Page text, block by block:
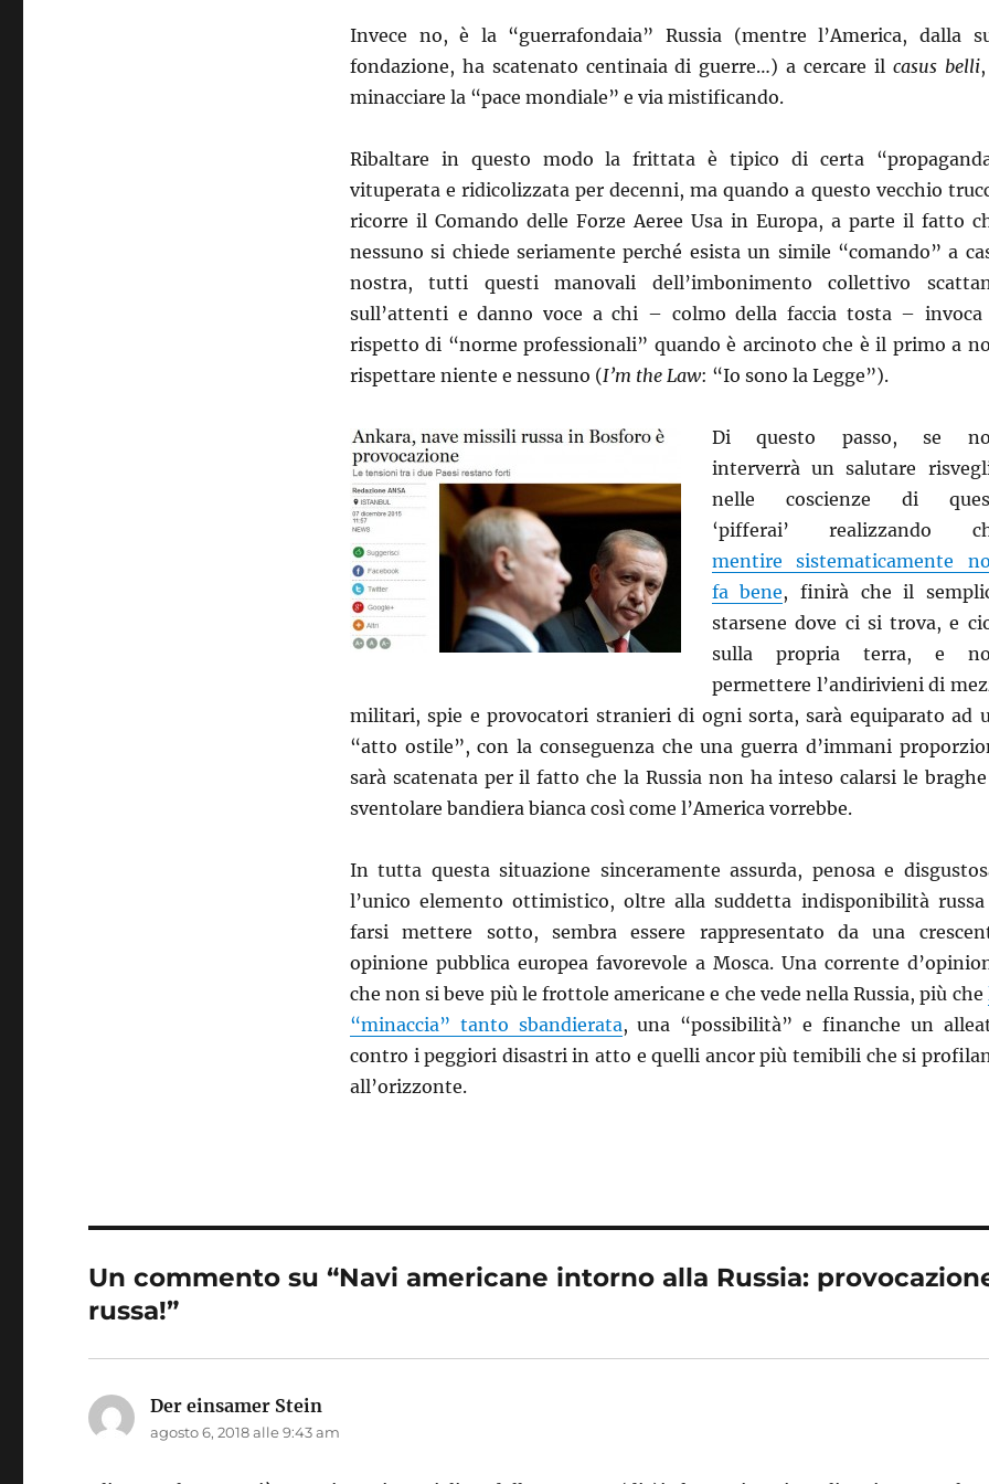
Invece no, è la “guerrafondaia” Russia (mentre l’America, dalla
fondazione, ha scatenato centinaia di guerre…) a cercare il casus belli
minacciare la “pace mondiale” e via mistificando.
Ribaltare in questo modo la frittata è tipico di certa
vituperata e ridicolizzata per decenni, ma quando a questo vecchio
ricorre il Comando delle Forze Aeree Usa in Europa, a parte il fatto
nessuno si chiede seriamente perché esista un simile “comando” a
nostra, tutti questi manovali dell’imbonimento collettivo
sull’attenti e danno voce a chi – colmo della faccia tosta –
rispetto di “norme professionali” quando è arcinoto che è il primo a
rispettare niente e nessuno (I’m the Law: “Io sono la Legge”).
Di questo passo, se
interverrà un salutare
nelle coscienze di
‘pifferai’ realizzando
mentire sistematicamente
fa bene, finirà che il
starsene dove ci si trova, e
sulla propria terra, e
permettere l’andirivieni di
militari, spie e provocatori stranieri di ogni sorta, sarà equiparato ad
“atto ostile”, con la conseguenza che una guerra d’immani
sarà scatenata per il fatto che la Russia non ha inteso calarsi le
sventolare bandiera bianca così come l’America vorrebbe.
In tutta questa situazione sinceramente assurda, penosa e
l’unico elemento ottimistico, oltre alla suddetta indisponibilità russa
farsi mettere sotto, sembra essere rappresentato da una
opinione pubblica europea favorevole a Mosca. Una corrente
che non si beve più le frottole americane e che vede nella Russia, più che
“minaccia” tanto sbandierata, una “possibilità” e finanche un
contro i peggiori disastri in atto e quelli ancor più temibili che si
all’orizzonte.
Un commento su “Navi americane intorno alla Russia:
russa!”
Der einsamer Stein
detto:
agosto 6, 2018 alle 9:43 am